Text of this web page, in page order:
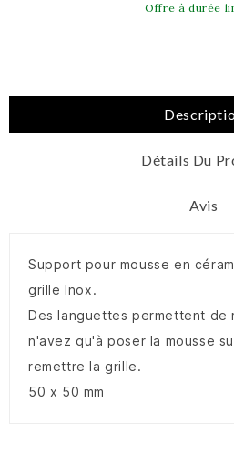
Offre à durée
Détails Du
Avis
Support pour mousse en
grille Inox.
Des languettes permettent de
n'avez qu'à poser la mousse
remettre la grille.
50 x 50 mm